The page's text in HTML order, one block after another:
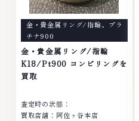
金・貴金属リング/指輪、 プラ
チナ900
金・貴金属リング/指輪
K18/Pt900 コンビリングを
買取
査定時の状態：
買取店舗：阿佐ヶ谷本店